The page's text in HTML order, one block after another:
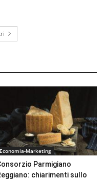
Economia-Marketing
Parmigiano
chiarimenti sullo